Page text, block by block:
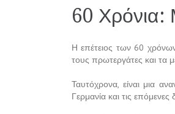
60 Χρόνια:
Η επέτειος των 60
τους πρωτεργάτες και τα
Ταυτόχρονα, είναι μια
Γερμανία και τις επόμενες